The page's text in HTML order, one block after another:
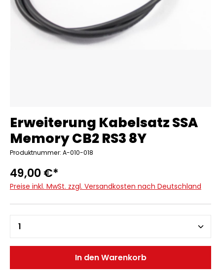
Erweiterung Kabelsatz SSA
Memory CB2 RS3 8Y
Produktnummer: A-010-018
49,00 €*
Preise inkl. MwSt. zzgl. Versandkosten nach Deutschland
In den Warenkorb